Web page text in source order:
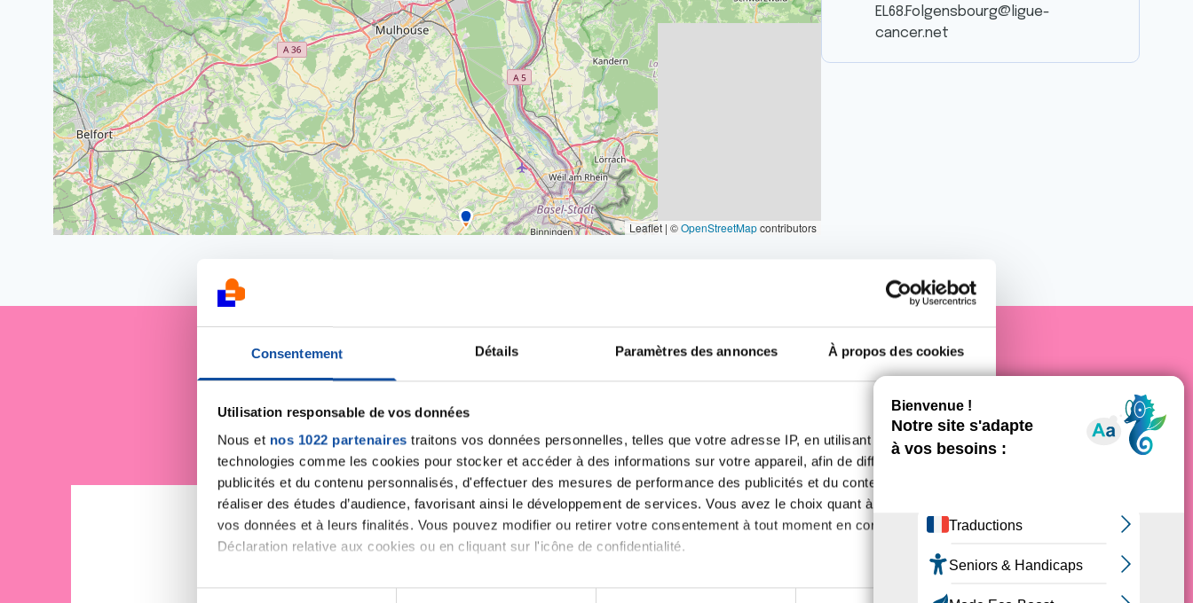
Consentement Détails Paramètres des annonces À propos des cookies
Utilisation responsable de vos données
Nous et nos 1022 partenaires traitons vos données personnelles, telles que votre adresse IP, en utilisant des
technologies comme les cookies pour stocker et accéder à des informations sur votre appareil, afin de diffuser des
publicités et du contenu personnalisés, d'effectuer des mesures de performance des publicités et du contenu, ainsi que de
réaliser des études d’audience, favorisant ainsi le développement de services. Vous avez le choix quant à l'utilisation de
vos données et à leurs finalités. Vous pouvez modifier ou retirer votre consentement à tout moment en consultant la
Déclaration relative aux cookies ou en cliquant sur l'icône de confidentialité.
Si vous le permettez, nous aimerions également :
Leaflet | ©OpenStreetMapcontributors
EL68.Folgensbourg@ligue-
cancer.net
Je soutiensla Ligue contre le cancer